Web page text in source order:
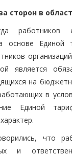
сторон в
работников
основе Единой
является
на
в
Единой
что
и